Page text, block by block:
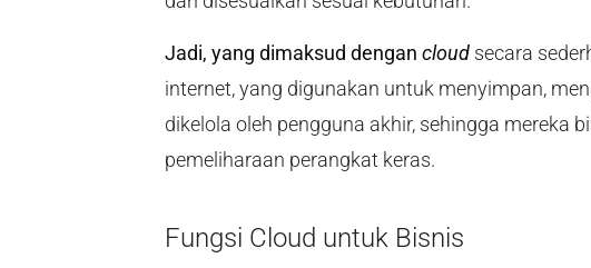
Jadi, yang dimaksud dengan cloud secara
internet, yang digunakan untuk menyimpan,
dikelola oleh pengguna akhir, sehingga mereka
pemeliharaan perangkat keras.
Fungsi Cloud untuk Bisnis